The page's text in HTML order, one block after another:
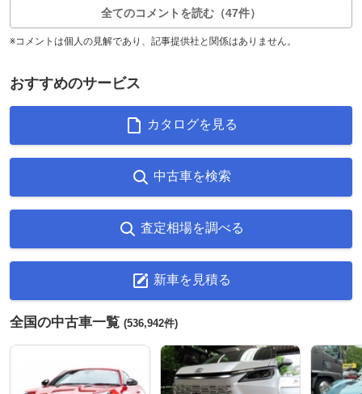
全てのコメントを読む（47件）
※コメントは個人の見解であり、記事提供社と関係はありません。
おすすめのサービス
カタログを見る
中古車を検索
査定相場を調べる
新車を見積る
全国の中古車一覧 (536,942件)